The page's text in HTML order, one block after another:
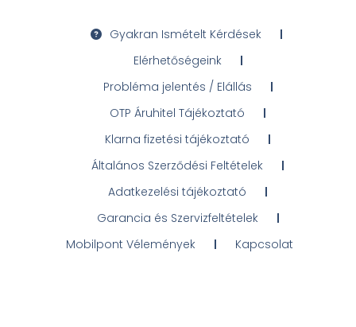
Gyakran Ismételt Kérdések
Elérhetőségeink
Probléma jelentés / Elállás
OTP Áruhitel Tájékoztató
Klarna fizetési tájékoztató
Általános Szerződési Feltételek
Adatkezelési tájékoztató
Garancia és Szervizfeltételek
Mobilpont Vélemények
Kapcsolat